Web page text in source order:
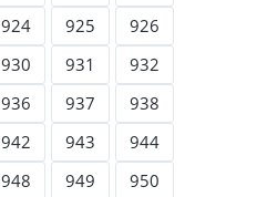
924 925
926
930 931
932
936 937
938
942 943
944
948 949
950